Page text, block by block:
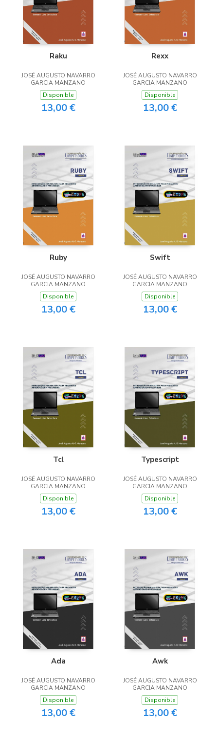
Raku
JOSÉ AUGUSTO NAVARRO
GARCIA MANZANO
Disponible
13,00 €
Rexx
JOSÉ AUGUSTO NAVARRO
GARCIA MANZANO
Disponible
13,00 €
Ruby
JOSÉ AUGUSTO NAVARRO
GARCIA MANZANO
Disponible
13,00 €
Swift
JOSÉ AUGUSTO NAVARRO
GARCIA MANZANO
Disponible
13,00 €
Tcl
JOSÉ AUGUSTO NAVARRO
GARCIA MANZANO
Disponible
13,00 €
Typescript
JOSÉ AUGUSTO NAVARRO
GARCIA MANZANO
Disponible
13,00 €
Ada
JOSÉ AUGUSTO NAVARRO
GARCIA MANZANO
Disponible
13,00 €
Awk
JOSÉ AUGUSTO NAVARRO
GARCIA MANZANO
Disponible
13,00 €